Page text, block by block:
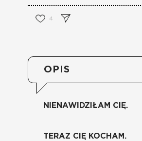
4
OPIS
NIENAWIDZIŁAM CIĘ.
TERAZ CIĘ KOCHAM.